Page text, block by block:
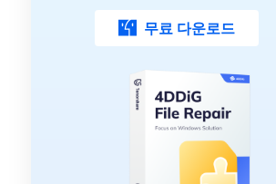
무료 다운로드